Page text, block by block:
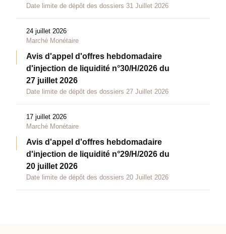
Date limite de dépôt des dossiers 31 Juillet 2026
24 juillet 2026
Marché Monétaire
Avis d'appel d'offres hebdomadaire
d'injection de liquidité n°30/H/2026 du
27 juillet 2026
Date limite de dépôt des dossiers 27 Juillet 2026
17 juillet 2026
Marché Monétaire
Avis d'appel d'offres hebdomadaire
d'injection de liquidité n°29/H/2026 du
20 juillet 2026
Date limite de dépôt des dossiers 20 Juillet 2026